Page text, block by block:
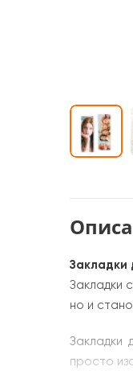
Закладки
Закладки
но и
Закладки
просто